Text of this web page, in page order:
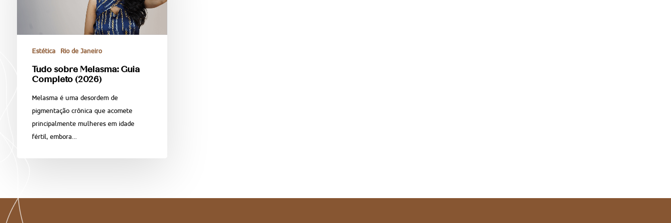
Estética Rio de Janeiro
Tudo sobre Melasma: Guia
Completo (2026)
Melasma é uma desordem de
pigmentação crônica que acomete
principalmente mulheres em idade
fértil, embora…